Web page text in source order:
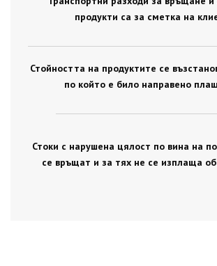
продукти са за сметка на
Стойността на продуктите се
по който е било направено
Стоки с нарушена цялост по вина на
се връщат и за тях не се изплаща